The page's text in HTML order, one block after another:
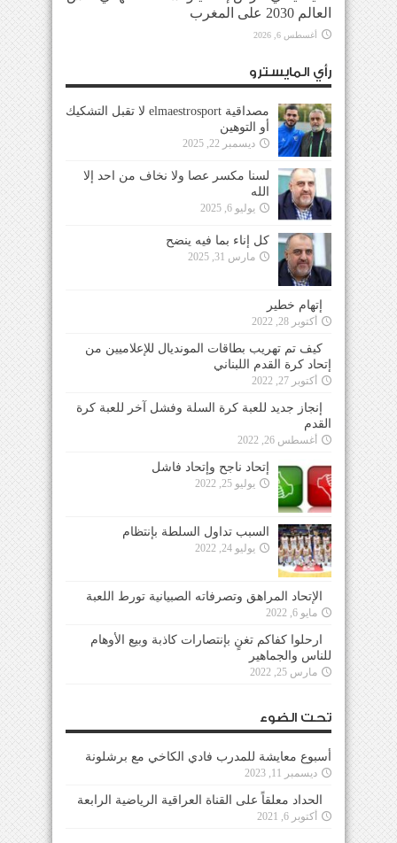
العالم 2030 على المغرب
أغسطس 6, 2026
رأي المايسترو
مصداقية elmaestrosport لا تقبل التشكيك
أو التوهين
ديسمبر 22, 2025
لسنا مكسر عصا ولا نخاف من احد إلا
الله
يوليو 6, 2025
كل إناء بما فيه ينضح
مارس 31, 2025
إتهام خطير
أكتوبر 28, 2022
كيف تم تهريب بطاقات المونديال للإعلاميين من
إتحاد كرة القدم اللبناني
أكتوبر 27, 2022
إنجاز جديد للعبة كرة السلة وفشل آخر للعبة كرة
القدم
أغسطس 26, 2022
إتحاد ناجح وإتحاد فاشل
يوليو 25, 2022
السبب تداول السلطة بإنتظام
يوليو 24, 2022
الإتحاد المراهق وتصرفاته الصبيانية تورط اللعبة
مايو 6, 2022
ارحلوا كفاكم تغنٍ بإنتصارات كاذبة وبيع الأوهام
للناس والجماهير
مارس 25, 2022
تحت الضوء
أسبوع معايشة للمدرب فادي الكاخي مع برشلونة
ديسمبر 11, 2023
الحداد معلقاً على القناة العراقية الرياضية الرابعة
أكتوبر 6, 2021